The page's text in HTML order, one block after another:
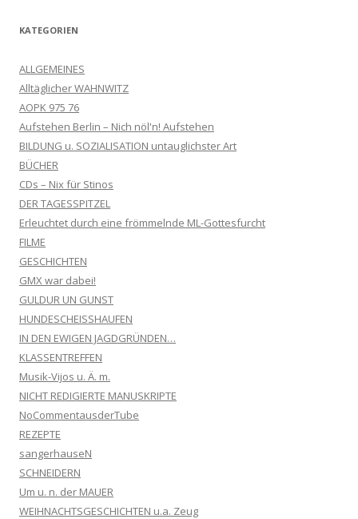
KATEGORIEN
ALLGEMEINES
Alltäglicher WAHNWITZ
AOPK 975 76
Aufstehen Berlin – Nich nöl'n! Aufstehen
BILDUNG u. SOZIALISATION untauglichster Art
BÜCHER
CDs – Nix für Stinos
DER TAGESSPITZEL
Erleuchtet durch eine frömmelnde ML-Gottesfurcht
FILME
GESCHICHTEN
GMX war dabei!
GULDUR UN GUNST
HUNDESCHEISSHAUFEN
IN DEN EWIGEN JAGDGRÜNDEN…
KLASSENTREFFEN
Musik-Vijos u. Ä. m.
NICHT REDIGIERTE MANUSKRIPTE
NoCommentausderTube
REZEPTE
sangerhauseN
SCHNEIDERN
Um u. n. der MAUER
WEIHNACHTSGESCHICHTEN u.a. Zeug